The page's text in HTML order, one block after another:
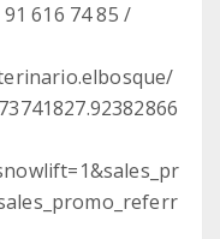
616 74 85 /